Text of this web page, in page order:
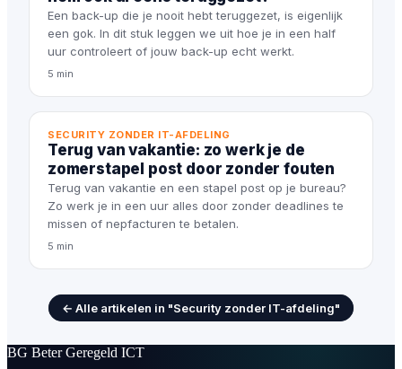
Een back-up die je nooit hebt teruggezet, is eigenlijk
een gok. In dit stuk leggen we uit hoe je in een half
uur controleert of jouw back-up echt werkt.
5 min
SECURITY ZONDER IT-AFDELING
Terug van vakantie: zo werk je de
zomerstapel post door zonder fouten
Terug van vakantie en een stapel post op je bureau?
Zo werk je in een uur alles door zonder deadlines te
missen of nepfacturen te betalen.
5 min
← Alle artikelen in "Security zonder IT-afdeling"
BG Beter Geregeld ICT